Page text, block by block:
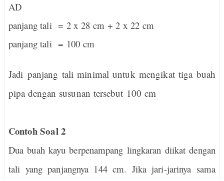
AD
panjang tali = 2 x 28 cm + 2 x 22 cm
panjang tali = 100 cm
Jadi panjang tali minimal untuk mengikat tiga buah
pipa dengan susunan tersebut 100 cm
ContohSoal 2
Dua buah kayu berpenampang lingkaran diikat dengan
tali yang panjangnya 144 cm. Jika jari-jarinya sama